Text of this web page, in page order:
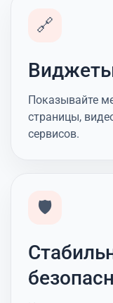
🔗
Показывайте
страницы,
сервисов.
🛡️